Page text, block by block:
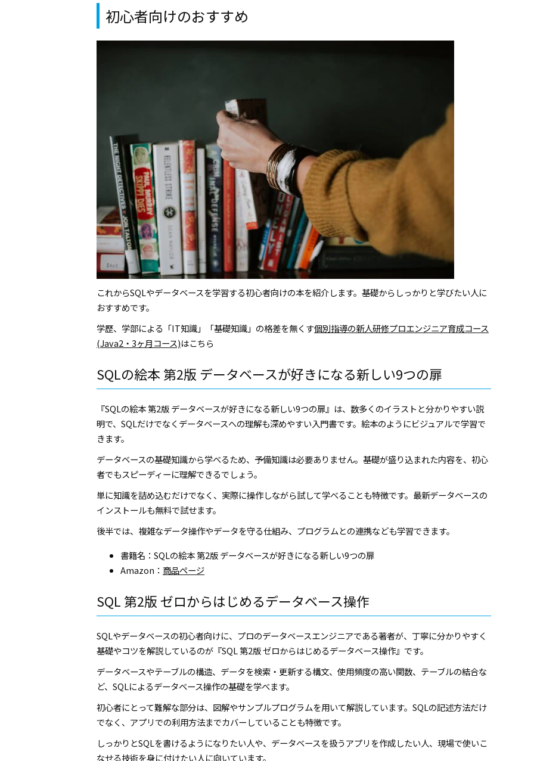
初心者向けのおすすめ
これからSQLやデータベースを学習する初心者向けの本を紹介します。基礎からしっかりと学びたい人に
おすすめです。
学歴、学部による「IT知識」「基礎知識」の格差を無くす個別指導の新人研修プロエンジニア育成コース
(Java2・3ヶ月コース)はこちら
SQLの絵本 第2版 データベースが好きになる新しい9つの扉
『SQLの絵本 第2版 データベースが好きになる新しい9つの扉』は、数多くのイラストと分かりやすい説
明で、SQLだけでなくデータベースへの理解も深めやすい入門書です。絵本のようにビジュアルで学習で
きます。
データベースの基礎知識から学べるため、予備知識は必要ありません。基礎が盛り込まれた内容を、初心
者でもスピーディーに理解できるでしょう。
単に知識を詰め込むだけでなく、実際に操作しながら試して学べることも特徴です。最新データベースの
インストールも無料で試せます。
後半では、複雑なデータ操作やデータを守る仕組み、プログラムとの連携なども学習できます。
書籍名：SQLの絵本 第2版 データベースが好きになる新しい9つの扉
Amazon： 商品ページ
SQL 第2版 ゼロからはじめるデータベース操作
SQLやデータベースの初心者向けに、プロのデータベースエンジニアである著者が、丁寧に分かりやすく
基礎やコツを解説しているのが『SQL 第2版 ゼロからはじめるデータベース操作』です。
データベースやテーブルの構造、データを検索・更新する構文、使用頻度の高い関数、テーブルの結合な
ど、SQLによるデータベース操作の基礎を学べます。
初心者にとって難解な部分は、図解やサンプルプログラムを用いて解説しています。SQLの記述方法だけ
でなく、アプリでの利用方法までカバーしていることも特徴です。
しっかりとSQLを書けるようになりたい人や、データベースを扱うアプリを作成したい人、現場で使いこ
なせる技術を身に付けたい人に向いています。